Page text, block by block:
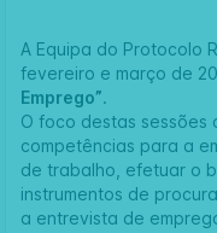
A Equipa do Protocolo
fevereiro e março de
Emprego”.
O foco destas sessões
competências para a
de trabalho, efetuar o
instrumentos de
a entrevista de